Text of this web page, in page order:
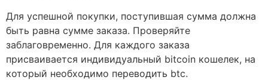
Для успешной покупки, поступившая сумма должна
быть равна сумме заказа. Проверяйте
заблаговременно. Для каждого заказа
присваивается индивидуальный bitcoin кошелек, на
который необходимо переводить btc.